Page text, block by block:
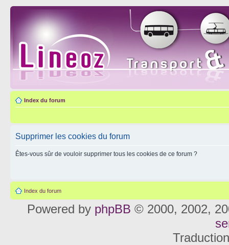
Index du forum
Supprimer les cookies du forum
Êtes-vous sûr de vouloir supprimer tous les cookies de ce forum ?
Index du forum
Powered by phpBB © 2000, 2002,